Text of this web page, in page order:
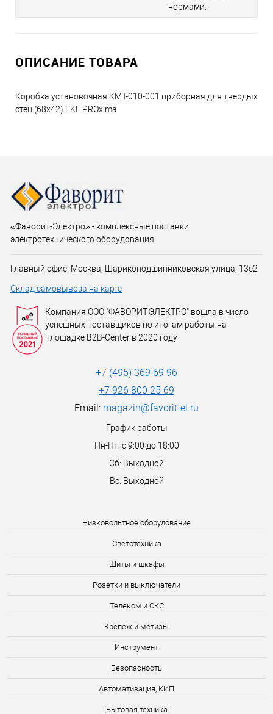
нормами.
ОПИСАНИЕ ТОВАРА
Коробка установочная КМТ-010-001 приборная для твердых
стен (68х42) EKF PROxima
Низковольтное оборудование
Светотехника
Щиты и шкафы
Розетки и выключатели
Телеком и СКС
Крепеж и метизы
Инструмент
Безопасность
Автоматизация, КИП
Бытовая техника
«Фаворит-Электро» - комплексные поставки
электротехнического оборудования
Главный офис: Москва, Шарикоподшипниковская улица, 13с2
Склад самовывоза на карте
Компания ООО "ФАВОРИТ-ЭЛЕКТРО" вошла в число
успешных поставщиков по итогам работы на
площадке B2B-Center в 2020 году
+7 (495) 369 69 96
+7 926 800 25 69
Email: magazin@favorit-el.ru
График работы
Пн-Пт: с 9:00 до 18:00
Сб: Выходной
Вс: Выходной